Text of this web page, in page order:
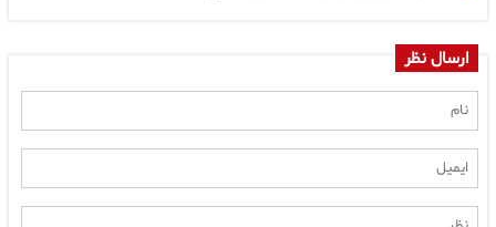
ارسال نظر